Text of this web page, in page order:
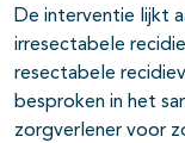
De interventie lijkt
irresectabele
resectabele
besproken in het
zorgverlener voor